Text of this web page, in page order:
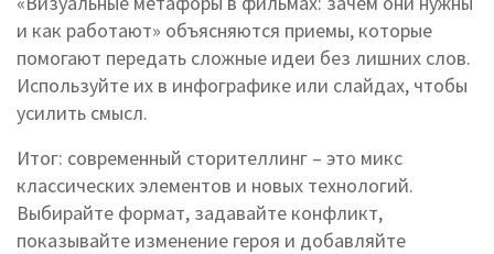
и как работают» объясняются приемы, которые
помогают передать сложные идеи без лишних слов.
Используйте их в инфографике или слайдах, чтобы
усилить смысл.
Итог: современный сторителлинг – это микс
классических элементов и новых технологий.
Выбирайте формат, задавайте конфликт,
показывайте изменение героя и добавляйте